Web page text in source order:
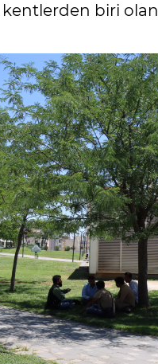
kentlerden biri olan